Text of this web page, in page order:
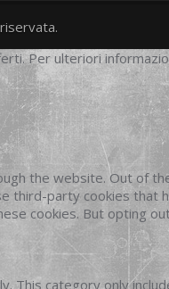
googleplus
facebook
Per ulteriori
the website. Out of
party cookies
cookies. But opting
category only